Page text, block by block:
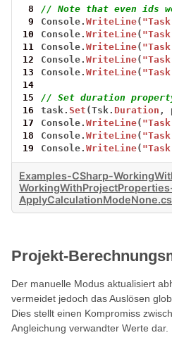
8
// Note that even ids
9
Console.WriteLine(
10
Console.WriteLine(
11
Console.WriteLine(
12
Console.WriteLine(
13
Console.WriteLine(
14
15
// Set duration
16
task.Set (Tsk.Duration ,
17
Console.WriteLine(
18
Console.WriteLine(
19
Console.WriteLine(
Examples-CSharp-
ApplyCalculationModeNone.cs
Projekt-
Der manuelle Modus aktualisiert
vermeidet jedoch das Auslösen
Dies stellt einen Kompromiss
Angleichung verwandter Werte dar.